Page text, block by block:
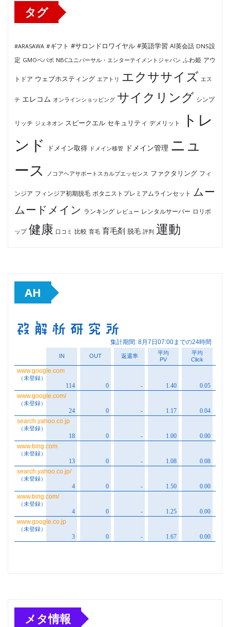
タグ
#ARASAWA #ギフト #サロンドロワイヤル #英語学習 AI英会話 DNS設
定 GMOペパボ NBCユニバーサル・エンターテイメントジャパン ふわ姫 アウ
トドア ウェブホスティング エアトリ エクササイズ エス
テ エレコム オンラインショッピング サイクリング シンプ
リッチ ジェネオン スピークエル セキュリティ デメリット
トレ
ンド
ドメイン取得 ドメイン移管 ドメイン管理 ニュ
ース
ノコアヘアサポートスカルプエッセンス ファクタリング フィ
ンジア フィンジア初期脱毛 ボタニストプレミアムラインセット ムー
ムードメイン ランキング レビュー レンタルサーバー ロリポ
ップ 健康 口コミ 比較 育毛 育毛剤 脱毛 評判 運動
AH
メタ情報